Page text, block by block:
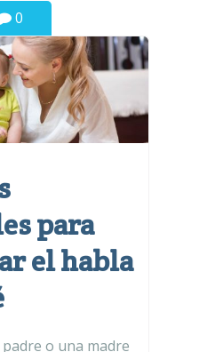
0
para
el habla
o una madre